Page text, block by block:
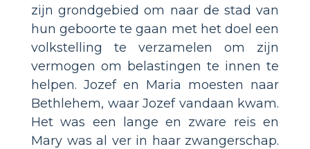
zijn grondgebied om naar de stad van
hun geboorte te gaan met het doel een
volkstelling te verzamelen om zijn
vermogen om belastingen te innen te
helpen. Jozef en Maria moesten naar
Bethlehem, waar Jozef vandaan kwam.
Het was een lange en zware reis en
Mary was al ver in haar zwangerschap.